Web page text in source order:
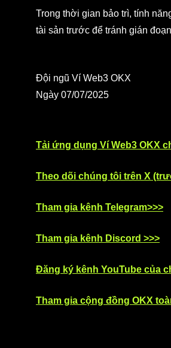
Trong thời gian bảo trì, tính
tài sản trước để tránh gián
Đội ngũ Ví Web3 OKX
Ngày 07/07/2025
Tải ứng dụng Ví Web3 OKX
Theo dõi chúng tôi trên X
Tham gia kênh Telegram>>>
Tham gia kênh Discord >>>
Đăng ký kênh YouTube của
Tham gia cộng đồng OKX